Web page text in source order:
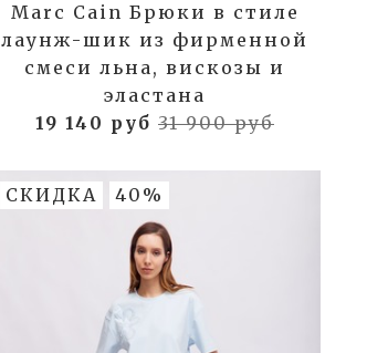
Marc Cain Брюки в стиле
лаунж-шик из фирменной
смеси льна, вискозы и
эластана
19 140 руб 31 900 руб
СКИДКА 40%